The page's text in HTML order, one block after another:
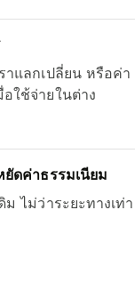
าแลกเปลี่ยน หรือค่า
ใช้จ่ายในต่าง
ยัดค่าธรรมเนียม
ไม่ว่าระยะทางเท่า